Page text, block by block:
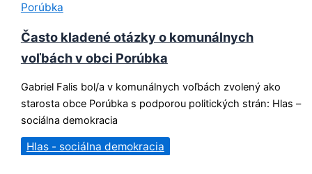
Porúbka
Často kladené otázky o komunálnych
voľbách v obci Porúbka
Gabriel Falis bol/a v komunálnych voľbách zvolený ako
starosta obce Porúbka s podporou politických strán: Hlas –
sociálna demokracia
Hlas - sociálna demokracia